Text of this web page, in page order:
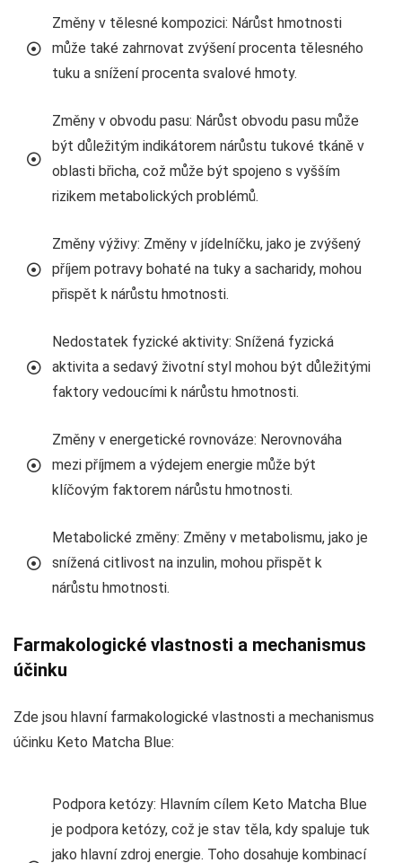
Změny v tělesné kompozici: Nárůst hmotnosti
může také zahrnovat zvýšení procenta tělesného
tuku a snížení procenta svalové hmoty.
Změny v obvodu pasu: Nárůst obvodu pasu může
být důležitým indikátorem nárůstu tukové tkáně v
oblasti břicha, což může být spojeno s vyšším
rizikem metabolických problémů.
Změny výživy: Změny v jídelníčku, jako je zvýšený
příjem potravy bohaté na tuky a sacharidy, mohou
přispět k nárůstu hmotnosti.
Nedostatek fyzické aktivity: Snížená fyzická
aktivita a sedavý životní styl mohou být důležitými
faktory vedoucími k nárůstu hmotnosti.
Změny v energetické rovnováze: Nerovnováha
mezi příjmem a výdejem energie může být
klíčovým faktorem nárůstu hmotnosti.
Metabolické změny: Změny v metabolismu, jako je
snížená citlivost na inzulin, mohou přispět k
nárůstu hmotnosti.
Farmakologické vlastnosti a mechanismus
účinku
Zde jsou hlavní farmakologické vlastnosti a mechanismus
účinku Keto Matcha Blue:
Podpora ketózy: Hlavním cílem Keto Matcha Blue
je podpora ketózy, což je stav těla, kdy spaluje tuk
jako hlavní zdroj energie. Toho dosahuje kombinací